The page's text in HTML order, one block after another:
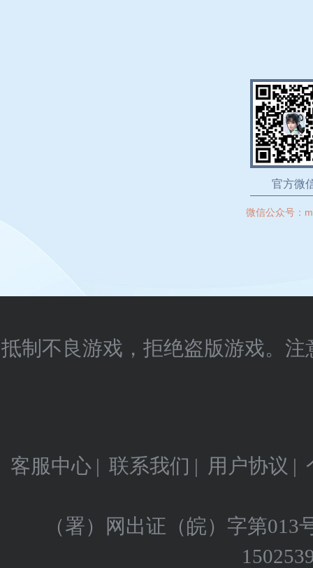
官方微
微信公众号：
抵制不良游戏，拒绝盗版游戏。
客服中心 | 联系我们 | 用户协议 |
（署）网出证（皖）字第013